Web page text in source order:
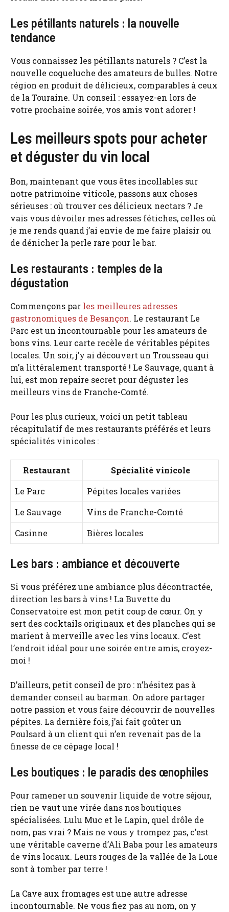
Les pétillants naturels : la nouvelle
tendance
Vous connaissez les pétillants naturels ? C’est la
nouvelle coqueluche des amateurs de bulles. Notre
région en produit de délicieux, comparables à ceux
de la Touraine. Un conseil : essayez-en lors de
votre prochaine soirée, vos amis vont adorer !
Les meilleurs spots pour acheter
et déguster du vin local
Bon, maintenant que vous êtes incollables sur
notre patrimoine viticole, passons aux choses
sérieuses : où trouver ces délicieux nectars ? Je
vais vous dévoiler mes adresses fétiches, celles où
je me rends quand j’ai envie de me faire plaisir ou
de dénicher la perle rare pour le bar.
Les restaurants : temples de la
dégustation
Commençons par les meilleures adresses
gastronomiques de Besançon. Le restaurant Le
Parc est un incontournable pour les amateurs de
bons vins. Leur carte recèle de véritables pépites
locales. Un soir, j’y ai découvert un Trousseau qui
m’a littéralement transporté ! Le Sauvage, quant à
lui, est mon repaire secret pour déguster les
meilleurs vins de Franche-Comté.
Pour les plus curieux, voici un petit tableau
récapitulatif de mes restaurants préférés et leurs
spécialités vinicoles :
Restaurant
Spécialité vinicole
Le Parc
Pépites locales variées
Le Sauvage
Vins de Franche-Comté
Casinne
Bières locales
Les bars : ambiance et découverte
Si vous préférez une ambiance plus décontractée,
direction les bars à vins ! La Buvette du
Conservatoire est mon petit coup de cœur. On y
sert des cocktails originaux et des planches qui se
marient à merveille avec les vins locaux. C’est
l’endroit idéal pour une soirée entre amis, croyez-
moi !
D’ailleurs, petit conseil de pro : n’hésitez pas à
demander conseil au barman. On adore partager
notre passion et vous faire découvrir de nouvelles
pépites. La dernière fois, j’ai fait goûter un
Poulsard à un client qui n’en revenait pas de la
finesse de ce cépage local !
Les boutiques : le paradis des œnophiles
Pour ramener un souvenir liquide de votre séjour,
rien ne vaut une virée dans nos boutiques
spécialisées. Lulu Muc et le Lapin, quel drôle de
nom, pas vrai ? Mais ne vous y trompez pas, c’est
une véritable caverne d’Ali Baba pour les amateurs
de vins locaux. Leurs rouges de la vallée de la Loue
sont à tomber par terre !
La Cave aux fromages est une autre adresse
incontournable. Ne vous fiez pas au nom, on y